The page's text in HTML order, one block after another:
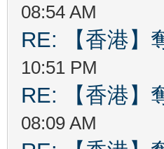
08:54 AM
RE: 【香港】
10:51 PM
RE: 【香港】
08:09 AM